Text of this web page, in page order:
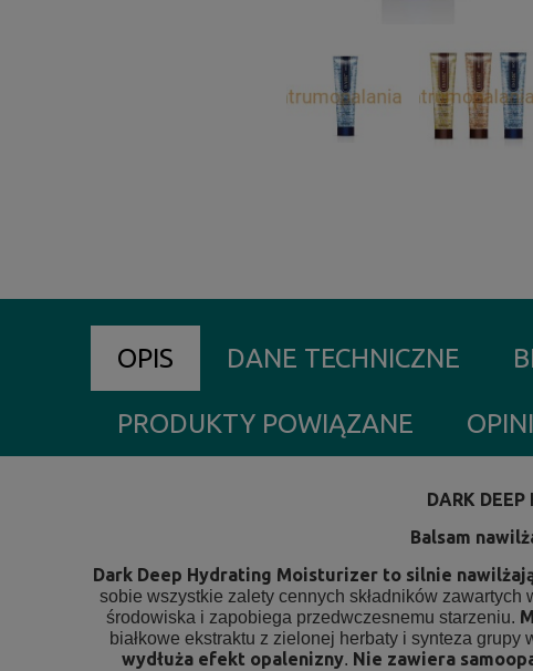
OPIS DANE TECHNICZNE
PRODUKTY POWIĄZANE
DARK
Balsam
Dark Deep Hydrating Moisturizer to silnie
sobie wszystkie zalety cennych składników zawartych
środowiska i zapobiega przedwczesnemu starzeniu.
białkowe ekstraktu z zielonej herbaty i synteza
wydłuża efekt opalenizny. Nie zawiera